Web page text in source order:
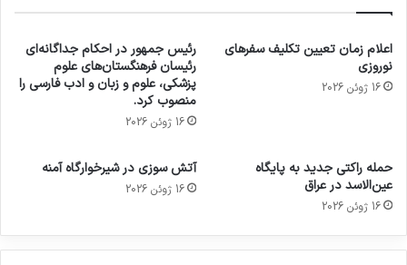
اعلام زمان تعیین تکلیف سفرهای
نوروزی
16 ژوئن 2026
رئیس جمهور در احکام جداگانه‌ای
رئیسان فرهنگستان‌های علوم
پزشکی، علوم و زبان و ادب فارسی را
منصوب کرد.
16 ژوئن 2026
حمله راکتی جدید به پایگاه
عین‌الاسد در عراق
16 ژوئن 2026
آتش سوزی در شیرخوارگاه آمنه
16 ژوئن 2026